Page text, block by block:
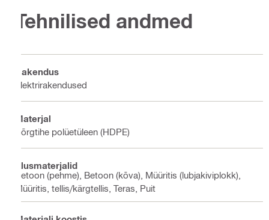
Tehnilised andmed
Rakendus
Elektrirakendused
Materjal
Kõrgtihe polüetüleen (HDPE)
Alusmaterjalid
Betoon (pehme), Betoon (kõva), Müüritis (lubjakiviplokk),
Müüritis, tellis/kärgtellis, Teras, Puit